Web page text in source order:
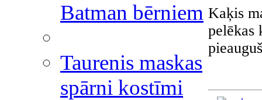
Batman bērniem
Taurenis maskas
spārni kostīmi
Kaķis
pelēkas